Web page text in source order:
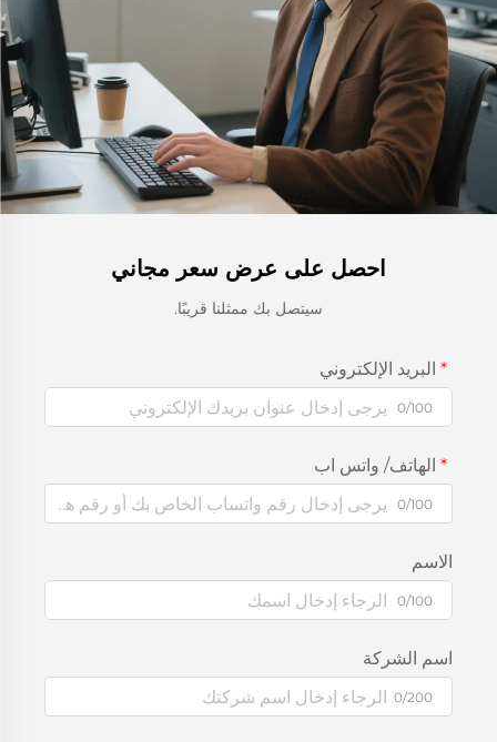
احصل على عرض سعر مجاني
سيتصل بك ممثلنا قريبًا.
البريد الإلكتروني
0/100
الهاتف/ واتس اب
0/100
الاسم
0/100
اسم الشركة
0/200